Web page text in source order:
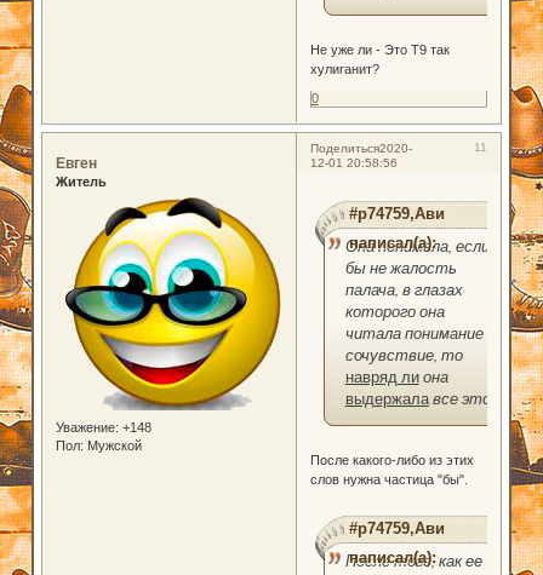
Не уже ли - Это Т9 так
хулиганит?
0
Поделиться 11
2020-
12-01 20:58:56
Евген
Житель
Уважение: +148
Пол: Мужской
#p74759,Ави
написал(а):
Она понимала, если
бы не жалость
палача, в глазах
которого она
читала понимание и
сочувствие, то
навряд лиона
выдержалавсе это.
После какого-либо из этих
слов нужна частица "бы".
#p74759,Ави
написал(а):
После того, как ее